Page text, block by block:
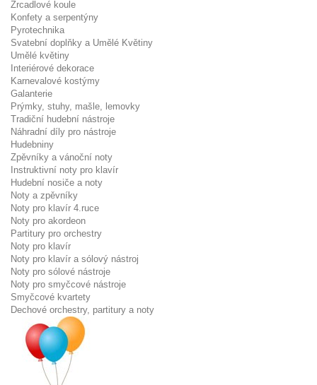
Zrcadlové koule
Konfety a serpentýny
Pyrotechnika
Svatební doplňky a Umělé Květiny
Umělé květiny
Interiérové dekorace
Karnevalové kostýmy
Galanterie
Prýmky, stuhy, mašle, lemovky
Tradiční hudební nástroje
Náhradní díly pro nástroje
Hudebniny
Zpěvníky a vánoční noty
Instruktivní noty pro klavír
Hudební nosiče a noty
Noty a zpěvníky
Noty pro klavír 4.ruce
Noty pro akordeon
Partitury pro orchestry
Noty pro klavír
Noty pro klavír a sólový nástroj
Noty pro sólové nástroje
Noty pro smyčcové nástroje
Smyčcové kvartety
Dechové orchestry, partitury a noty